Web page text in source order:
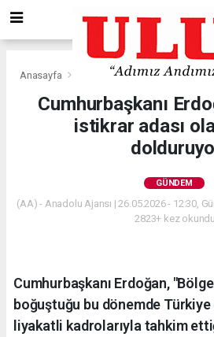
Anasayfa Gündem
Cumhurbaşkanı
istikrar adası
GÜNDEM
(AA) - Anadolu Ajansı | 26.05.2026 - 12:30,
2823+ kez okundu.
Cumhurbaşkanı Erdoğan,
boğuştuğu bu dönemde
liyakatli kadrolarıyla tahkim